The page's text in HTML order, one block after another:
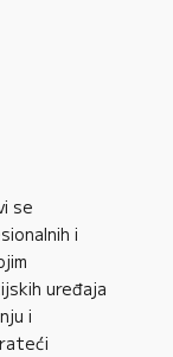
se
i
uređaja
i